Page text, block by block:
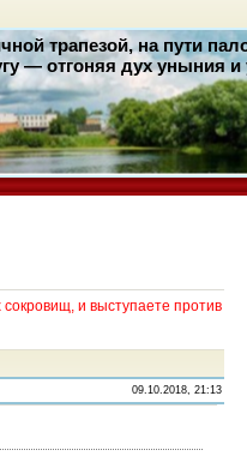
трапезой, на пути
— отгоняя дух уныния
и выступаете против
09.10.2018, 21:13